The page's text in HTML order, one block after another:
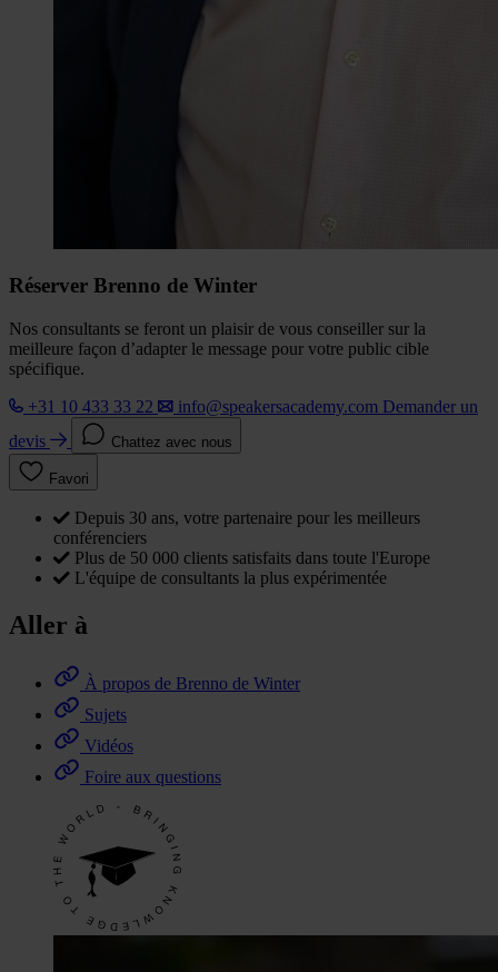
Réserver Brenno de Winter
Nos consultants se feront un plaisir de vous conseiller sur la
meilleure façon d’adapter le message pour votre public cible
spécifique.
+31 10 433 33 22
info@speakersacademy.com Demander un
devis
Chattez avec nous
Favori
Depuis 30 ans, votre partenaire pour les meilleurs
conférenciers
Plus de 50 000 clients satisfaits dans toute l'Europe
L'équipe de consultants la plus expérimentée
Aller à
À propos de Brenno de Winter
Sujets
Vidéos
Foire aux questions